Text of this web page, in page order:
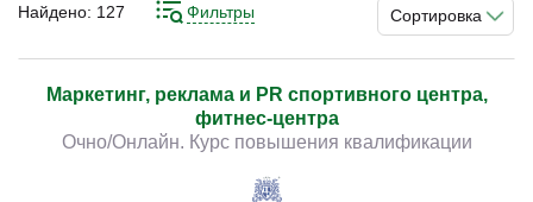
Сортировка
Найдено: 127 Фильтры
Маркетинг, реклама и PR спортивного центра,
фитнес-центра
Очно/Онлайн. Курс повышения квалификации